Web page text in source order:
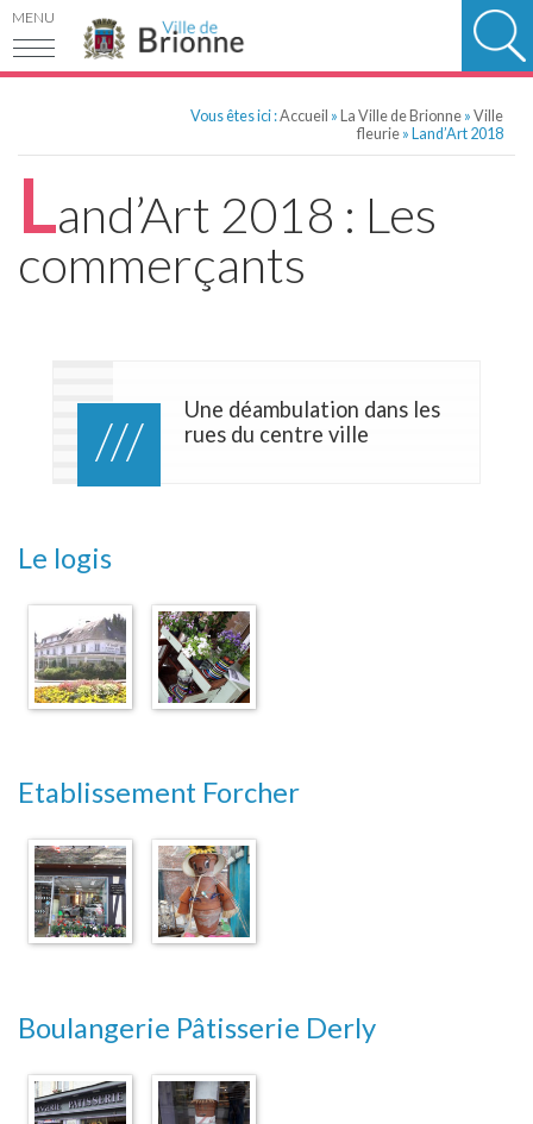
MENU
Vous êtes ici :Accueil » La Ville de Brionne » Ville
fleurie » Land’Art 2018
Land’Art 2018 : Les
commerçants
Une déambulation dans les
rues du centre ville
Le logis
Etablissement Forcher
Boulangerie Pâtisserie Derly